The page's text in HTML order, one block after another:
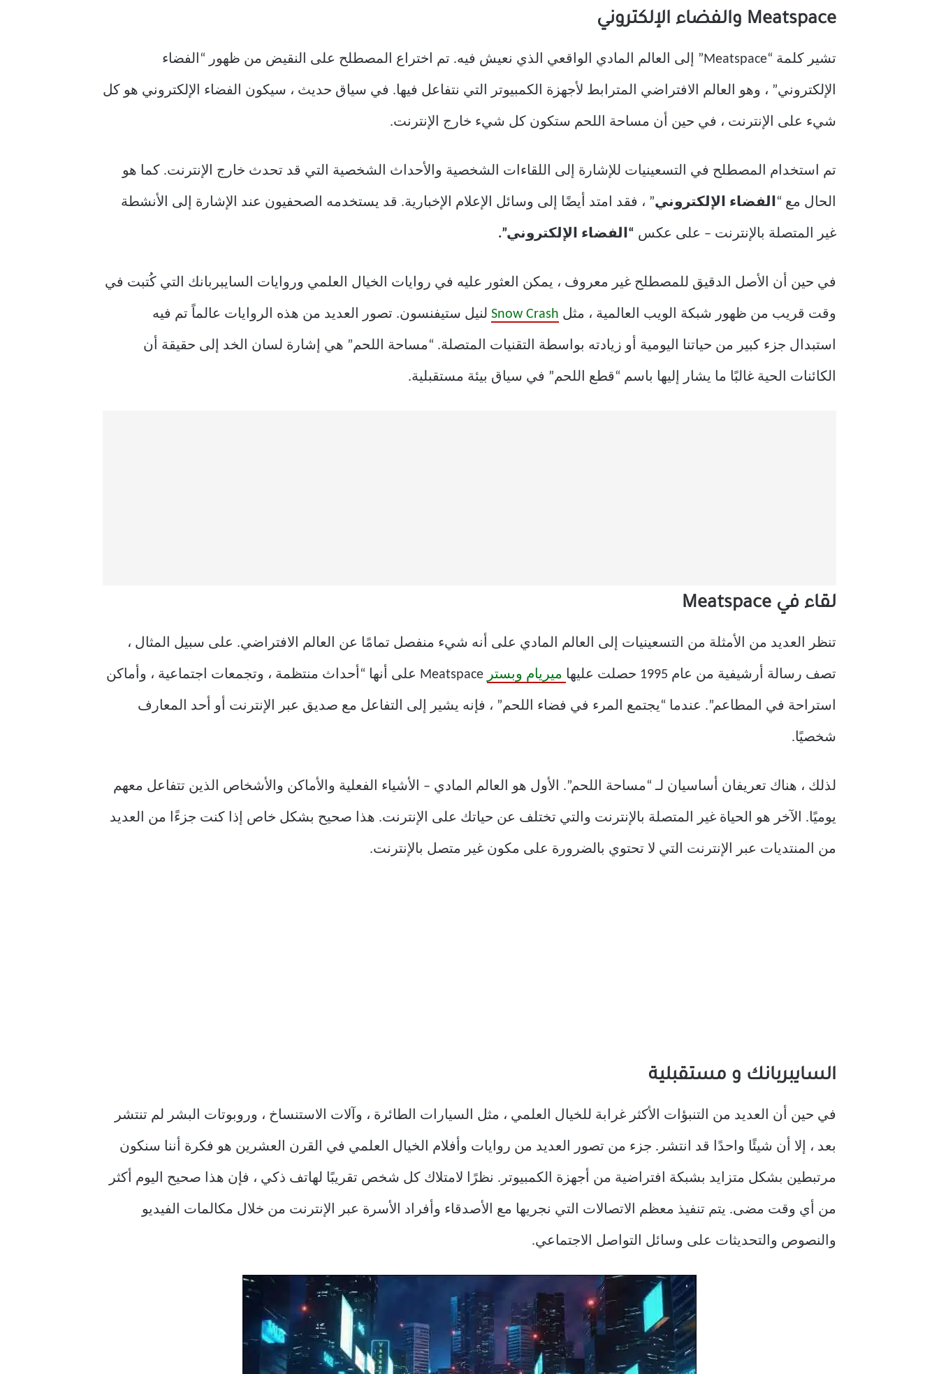
Meatspace والفضاء الإلكتروني
تشير كلمة “Meatspace” إلى العالم المادي الواقعي الذي نعيش فيه. تم اختراع المصطلح على النقيض من ظهور “الفضاء
الإلكتروني” ، وهو العالم الافتراضي المترابط لأجهزة الكمبيوتر التي نتفاعل فيها. في سياق حديث ، سيكون الفضاء الإلكتروني هو كل
شيء على الإنترنت ، في حين أن مساحة اللحم ستكون كل شيء خارج الإنترنت.
تم استخدام المصطلح في التسعينيات للإشارة إلى اللقاءات الشخصية والأحداث الشخصية التي قد تحدث خارج الإنترنت. كما هو
الحال مع “ الفضاء الإلكتروني” ، فقد امتد أيضًا إلى وسائل الإعلام الإخبارية. قد يستخدمه الصحفيون عند الإشارة إلى الأنشطة
غير المتصلة بالإنترنت – على عكس “الفضاء الإلكتروني”.
في حين أن الأصل الدقيق للمصطلح غير معروف ، يمكن العثور عليه في روايات الخيال العلمي وروايات السايبربانك التي كُتبت في
وقت قريب من ظهور شبكة الويب العالمية ، مثل Snow Crash لنيل ستيفنسون. تصور العديد من هذه الروايات عالماً تم فيه
استبدال جزء كبير من حياتنا اليومية أو زيادته بواسطة التقنيات المتصلة. “مساحة اللحم” هي إشارة لسان الخد إلى حقيقة أن
الكائنات الحية غالبًا ما يشار إليها باسم “قطع اللحم” في سياق بيئة مستقبلية.
لقاء في Meatspace
تنظر العديد من الأمثلة من التسعينيات إلى العالم المادي على أنه شيء منفصل تمامًا عن العالم الافتراضي. على سبيل المثال ،
تصف رسالة أرشيفية من عام 1995 حصلت عليها ميريام وبستر Meatspace على أنها “أحداث منتظمة ، وتجمعات اجتماعية ، وأماكن
استراحة في المطاعم”. عندما “يجتمع المرء في فضاء اللحم” ، فإنه يشير إلى التفاعل مع صديق عبر الإنترنت أو أحد المعارف
شخصيًا.
لذلك ، هناك تعريفان أساسيان لـ “مساحة اللحم”. الأول هو العالم المادي – الأشياء الفعلية والأماكن والأشخاص الذين تتفاعل معهم
يوميًا. الآخر هو الحياة غير المتصلة بالإنترنت والتي تختلف عن حياتك على الإنترنت. هذا صحيح بشكل خاص إذا كنت جزءًا من العديد
من المنتديات عبر الإنترنت التي لا تحتوي بالضرورة على مكون غير متصل بالإنترنت.
السايبربانك و مستقبلية
في حين أن العديد من التنبؤات الأكثر غرابة للخيال العلمي ، مثل السيارات الطائرة ، وآلات الاستنساخ ، وروبوتات البشر لم تنتشر
بعد ، إلا أن شيئًا واحدًا قد انتشر. جزء من تصور العديد من روايات وأفلام الخيال العلمي في القرن العشرين هو فكرة أننا سنكون
مرتبطين بشكل متزايد بشبكة افتراضية من أجهزة الكمبيوتر. نظرًا لامتلاك كل شخص تقريبًا لهاتف ذكي ، فإن هذا صحيح اليوم أكثر
من أي وقت مضى. يتم تنفيذ معظم الاتصالات التي نجريها مع الأصدقاء وأفراد الأسرة عبر الإنترنت من خلال مكالمات الفيديو
والنصوص والتحديثات على وسائل التواصل الاجتماعي.